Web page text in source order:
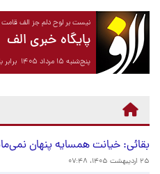
نیست بر لوح دلم جز الف قامت
پایگاه خبری الف
پنج‌شنبه ۱۵ مرداد ۱۴۰۵ برابر با ۰۶ آگوست ۲۰۲۶
بقائی: خیانت همسایه پنهان
۲۵ اردیبهشت ۱۴۰۵، ۰۷:۴۸